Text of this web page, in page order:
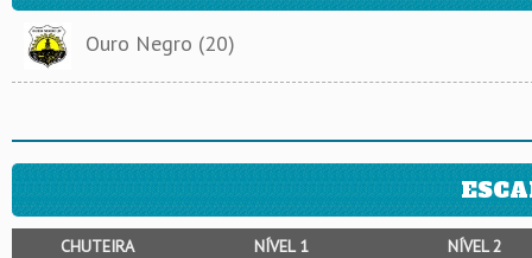
Ouro Negro (20)
CHUTEIRA NÍVEL 1 NÍVEL 2